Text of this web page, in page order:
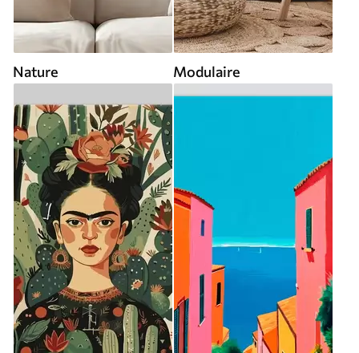
Nature Modulaire